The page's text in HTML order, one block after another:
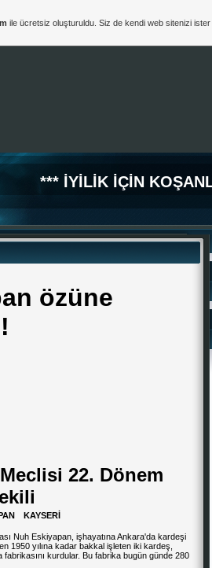
*** İYİLİK İÇİN
özüne
22. Dönem
KAYSERİ
Nuh Eskiyapan, işhayatına Ankara'da kardeşi
1950 yılına kadar bakkal işleten iki kardeş,
kurdular. Bu fabrika bugün günde 280
ile ücretsiz oluşturuldu. Siz de kendi web sitenizi ister